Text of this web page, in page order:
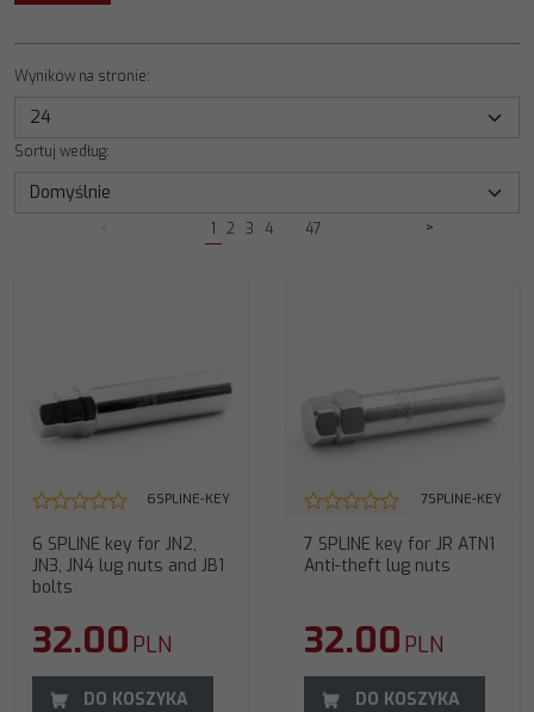
Wyników na stronie:
Sortuj według:
1 2 3 4 47 >
6SPLINE-KEY
6 SPLINE key for JN2,
JN3, JN4 lug nuts and JB1
bolts
32.00 PLN
DO KOSZYKA
7SPLINE-KEY
7 SPLINE key for JR ATN1
Anti-theft lug nuts
32.00 PLN
DO KOSZYKA